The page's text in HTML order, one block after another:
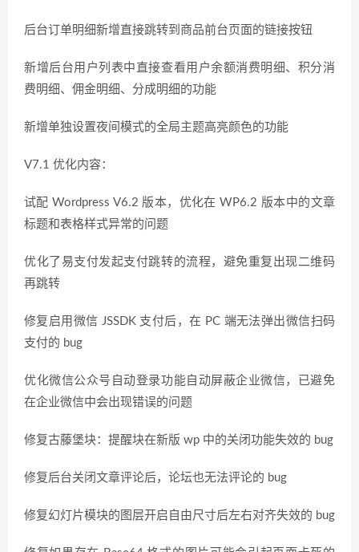
后台订单明细新增直接跳转到商品前台页面的链接按钮
新增后台用户列表中直接查看用户余额消费明细、积分消
费明细、佣金明细、分成明细的功能
新增单独设置夜间模式的全局主题高亮颜色的功能
V7.1 优化内容：
试配 Wordpress V6.2 版本，优化在 WP6.2 版本中的文章
标题和表格样式异常的问题
优化了易支付发起支付跳转的流程，避免重复出现二维码
再跳转
修复启用微信 JSSDK 支付后，在 PC 端无法弹出微信扫码
支付的 bug
优化微信公众号自动登录功能自动屏蔽企业微信，已避免
在企业微信中会出现错误的问题
修复古藤堡块：提醒块在新版 wp 中的关闭功能失效的 bug
修复后台关闭文章评论后，论坛也无法评论的 bug
修复幻灯片模块的图层开启自由尺寸后左右对齐失效的 bug